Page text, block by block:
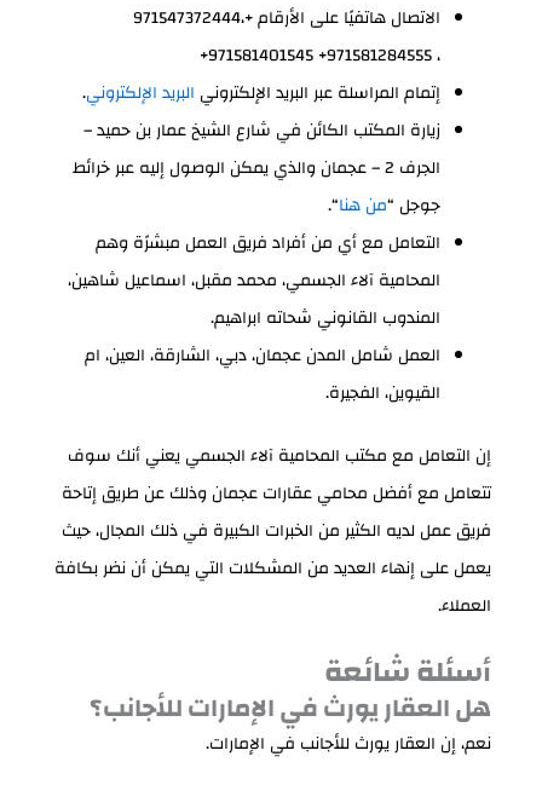
الاتصال هاتفيًا على الأرقام +971547372444‬‪،
+971581401545‬ ‪+971581284555 ،
إتمام المراسلة عبر البريد الإلكتروني البريد الإلكتروني.
زيارة المكتب الكائن في شارع الشيخ عمار بن حميد –
الجرف 2 – عجمان والذي يمكن الوصول إليه عبر خرائط
جوجل “من هنا“.
التعامل مع أي من أفراد فريق العمل مبشرًة وهم
المحامية آلاء الجسمي، محمد مقبل، اسماعيل شاهين،
المندوب القانوني شحاته ابراهيم.
العمل شامل المدن عجمان، دبي، الشارقة، العين، ام
القيوين، الفجيرة.
إن التعامل مع مكتب المحامية آلاء الجسمي يعني أنك سوف
تتعامل مع أفضل محامي عقارات عجمان وذلك عن طريق إتاحة
فريق عمل لديه الكثير من الخبرات الكبيرة في ذلك المجال، حيث
يعمل على إنهاء العديد من المشكلات التي يمكن أن نضر بكافة
العملاء.
أسئلة شائعة
هل العقار يورث في الإمارات للأجانب؟
نعم، إن العقار يورث للأجانب في الإمارات.